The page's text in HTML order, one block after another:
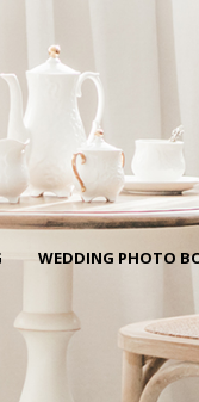
Newsletter
WEDDING PHOTO